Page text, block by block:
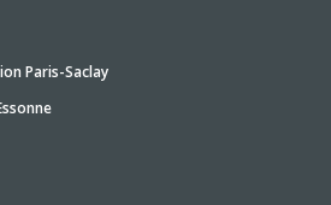
Paris-Saclay